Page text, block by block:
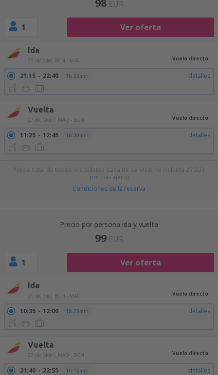
98 EUR
1 Ver oferta
Ida
25 dic (vie) BCN - MAD Vuelo directo
21:15 22:40 1h 25min detalles
Vuelta
27 dic (dom) MAD - BCN Vuelo directo
11:25 12:45 1h 20min detalles
Precio total de todos los billetes (tasa de servicio no incluida 27 EUR
por pasajero)
Condiciones de la reserva
Precio por persona ida y vuelta
99 EUR
1 Ver oferta
Ida
25 dic (vie) BCN - MAD Vuelo directo
10:35 12:00 1h 25min detalles
Vuelta
27 dic (dom) MAD - BCN Vuelo directo
21:40 22:55 1h 15min detalles